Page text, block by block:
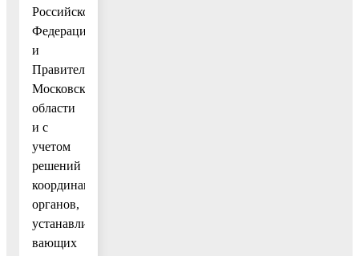
Российской
Федерации
и
Правительства
Московской
области
и с
учетом
решений
координационных
органов,
устанавли-
вающих